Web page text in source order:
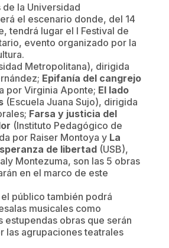
de la Universidad
el escenario donde, del 14
tendrá lugar el I Festival de
evento organizado por la
Metropolitana), dirigida
Epifanía del cangrejo
por Virginia Aponte; El lado
(Escuela Juana Sujo), dirigida
Farsa y justicia del
(Instituto Pedagógico de
por Raiser Montoya y La
de libertad(USB),
Montezuma, son las 5 obras
en el marco de este
público también podrá
musicales como
estupendas obras que serán
las agrupaciones teatrales